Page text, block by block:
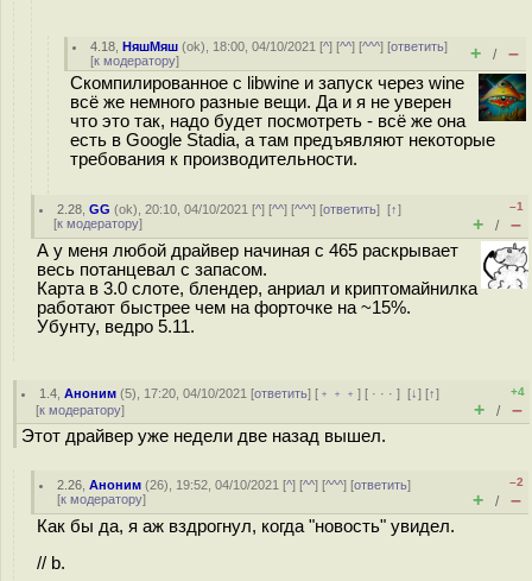
4.18 ,НяшМяш (ok), 18:00, 04/10/2021 [^] [^^] [^^^] [ответить]
[к модератору] + / –
Скомпилированное с libwine и запуск через wine
всё же немного разные вещи. Да и я не уверен
что это так, надо будет посмотреть - всё же она
есть в Google Stadia, а там предъявляют некоторые
требования к производительности.
2.28 ,GG (ok), 20:10, 04/10/2021 [^] [^^] [^^^] [ответить][↑]
[к модератору]
–1
+ / –
А у меня любой драйвер начиная с 465 раскрывает
весь потанцевал с запасом.
Карта в 3.0 слоте, блендер, анриал и криптомайнилка
работают быстрее чем на форточке на ~15%.
Убунту, ведро 5.11.
1.4 ,Аноним (5), 17:20, 04/10/2021 [ответить] [ ﹢﹢﹢] [ · · ·][↓] [↑]
[к модератору]
+4
+ / –
Этот драйвер уже недели две назад вышел.
2.26 ,Аноним (26), 19:52, 04/10/2021 [^] [^^] [^^^] [ответить]
[к модератору]
–2
+ / –
Как бы да, я аж вздрогнул, когда "новость" увидел.
// b.